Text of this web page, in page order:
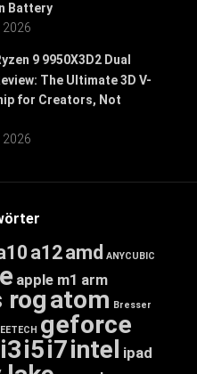
Battery
2026
9 9950X3D2 Dual
The Ultimate 3D V-
for Creators, Not
2026
a12amd ANYCUBIC
apple m1 arm
rogatom Bresser
geforce
i3i5i7intel ipad